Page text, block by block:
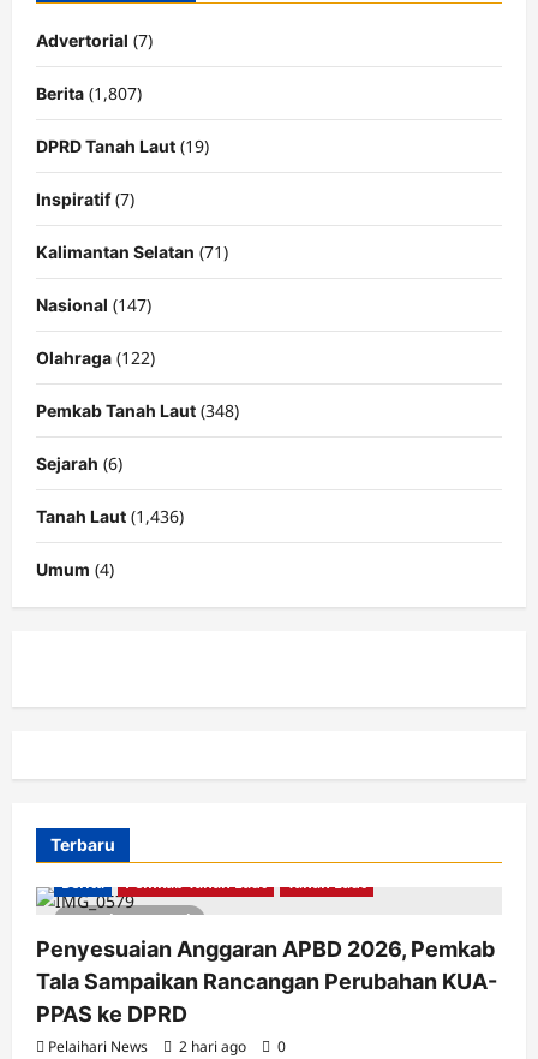
Advertorial (7)
Berita (1,807)
DPRD Tanah Laut (19)
Inspiratif(7)
Kalimantan Selatan (71)
Nasional (147)
Olahraga (122)
Pemkab Tanah Laut (348)
Sejarah (6)
Tanah Laut (1,436)
Umum (4)
Terbaru
2 minutes read
Berita Pemkab Tanah Laut Tanah Laut
Penyesuaian Anggaran APBD 2026, Pemkab
Tala Sampaikan Rancangan Perubahan KUA-
PPAS ke DPRD
Pelaihari News 2 hari ago 0